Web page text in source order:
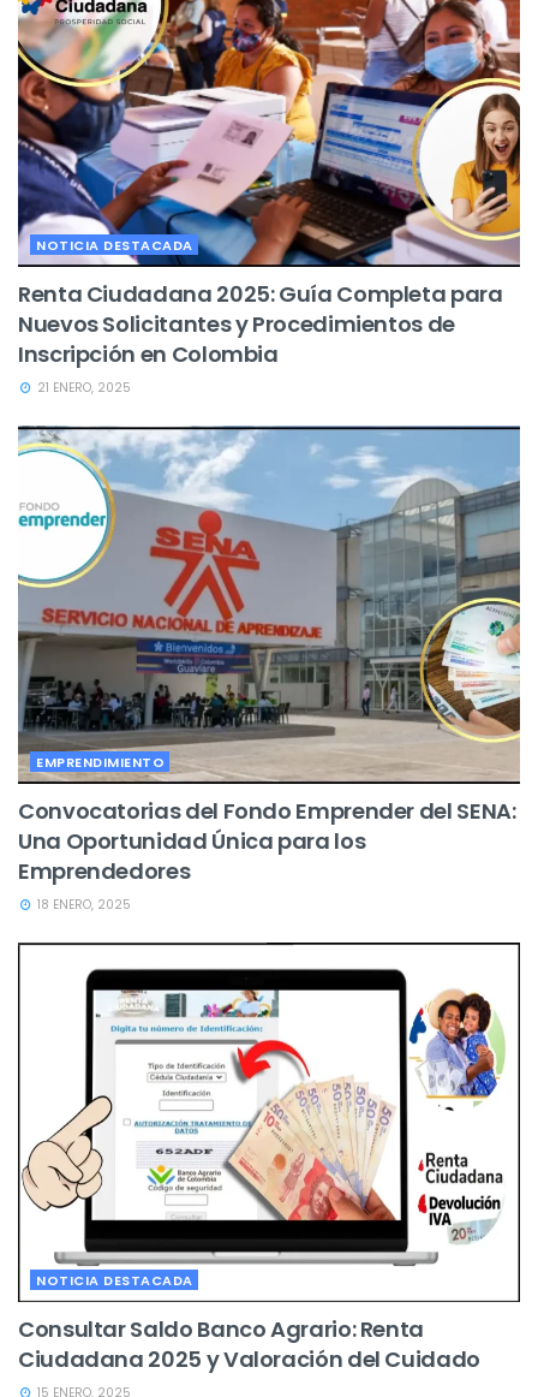
NOTICIA DESTACADA
Renta Ciudadana 2025: Guía Completa para
Nuevos Solicitantes y Procedimientos de
Inscripción en Colombia
21 ENERO, 2025
EMPRENDIMIENTO
Convocatorias del Fondo Emprender del SENA:
Una Oportunidad Única para los
Emprendedores
18 ENERO, 2025
NOTICIA DESTACADA
Consultar Saldo Banco Agrario: Renta
Ciudadana 2025 y Valoración del Cuidado
15 ENERO, 2025